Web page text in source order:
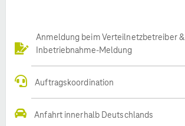
Anmeldung beim Verteilnetzbetreiber &
Inbetriebnahme-Meldung
Auftragskoordination
Anfahrt innerhalb Deutschlands